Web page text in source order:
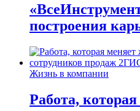
построения
Жизнь в компании
Работа,